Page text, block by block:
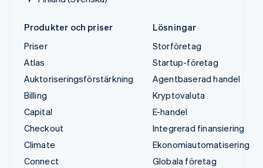
Produkter och priser
Priser
Atlas
Auktoriseringsförstärkning
Billing
Capital
Checkout
Climate
Connect
Lösningar
Storföretag
Startup-företag
Agentbaserad handel
Kryptovaluta
E-handel
Integrerad finansiering
Ekonomiautomatisering
Globala företag